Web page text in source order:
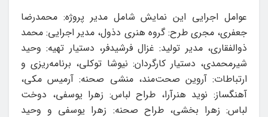
عوامل اجرایی این نمایش شامل مدیر پروژه: محمدرضا
جعفری، مجری طرح: گروه هنری دذول، مدیر اجرایی: محمد
ذوالفقاری، مدیر تولید: غزال فرشیدفر، دستیار تهیه: وحید
شیرمحمدی، دستیار کارگردان: نیوشا توکلی، برنامه‌ریزی و
ارتباطات: آروین صحت‌مند، منشی صحنه: آرمیس مکی،
آهنگساز: نوید هنرآرا، طراح لباس: زهرا یوسفی، دوخت
لباس: زهرا بخشی، طراح صحنه: زهرا یوسفی و وحید